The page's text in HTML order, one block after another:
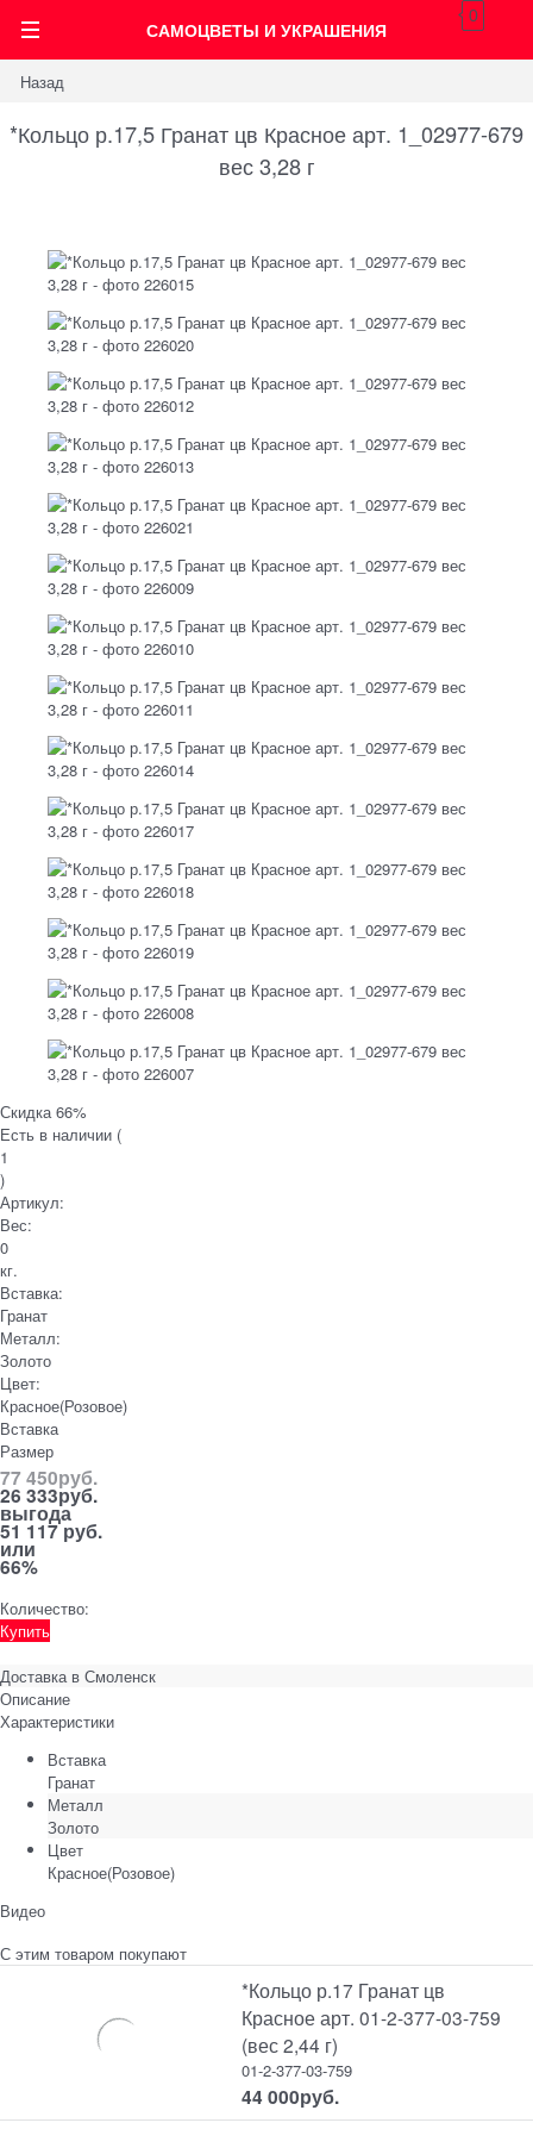
САМОЦВЕТЫ И УКРАШЕНИЯ
0
Назад
*Кольцо р.17,5 Гранат цв Красное арт. 1_02977-679
вес 3,28 г
Скидка 66%
Есть в наличии (
1
)
Артикул:
Вес:
0
кг.
Вставка:
Гранат
Металл:
Золото
Цвет:
Красное(Розовое)
Вставка
Размер
77 450руб.
26 333руб.
выгода
51 117 руб.
или
66%
Количество:
Купить
Доставка в Смоленск
Описание
Характеристики
Вставка
Гранат
Металл
Золото
Цвет
Красное(Розовое)
Видео
С этим товаром покупают
*Кольцо р.17 Гранат цв
Красное арт. 01-2-377-03-759
(вес 2,44 г)
01-2-377-03-759
44 000руб.